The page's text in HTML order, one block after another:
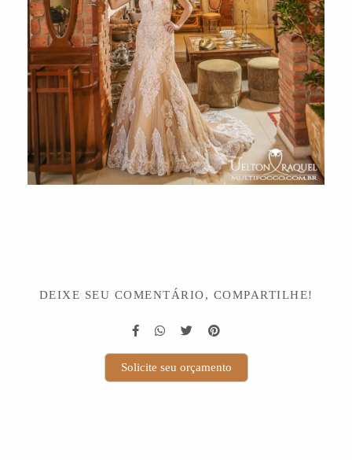
DEIXE SEU COMENTÁRIO, COMPARTILHE!
Solicite seu orçamento